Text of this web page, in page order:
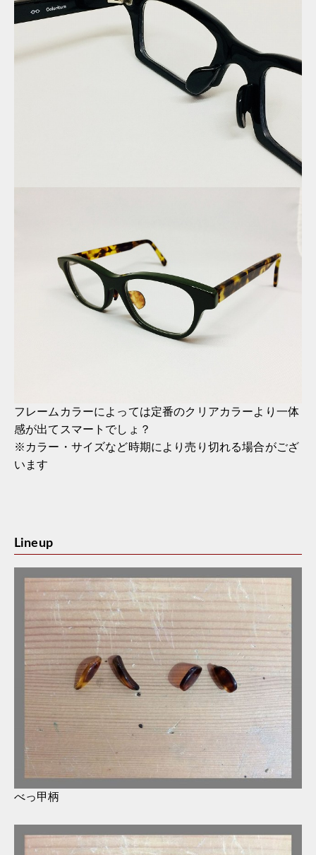
フレームカラーによっては定番のクリアカラーより一体
感が出てスマートでしょ？
※カラー・サイズなど時期により売り切れる場合がござ
います
Lineup
べっ甲柄